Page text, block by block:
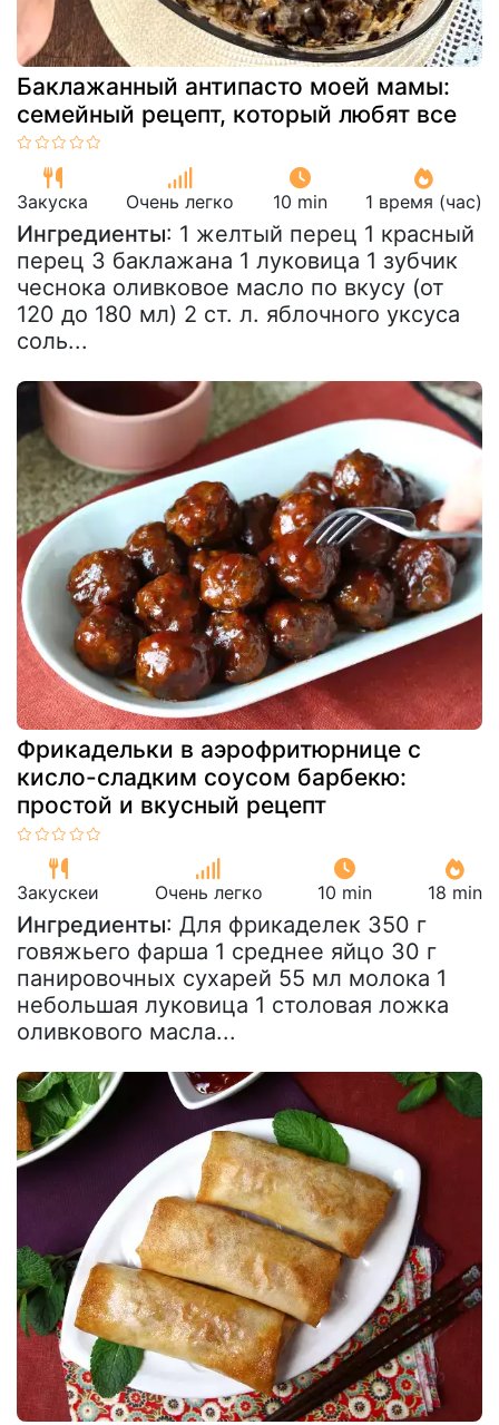
Баклажанный антипасто моей мамы:
семейный рецепт, который любят все
Закуска Очень легко 10 min 1 время (час)
Ингредиенты: 1 желтый перец 1 красный
перец 3 баклажана 1 луковица 1 зубчик
чеснока оливковое масло по вкусу (от
120 до 180 мл) 2 ст. л. яблочного уксуса
соль...
Фрикадельки в аэрофритюрнице с
кисло-сладким соусом барбекю:
простой и вкусный рецепт
Закускeи Очень легко 10 min 18 min
Ингредиенты: Для фрикаделек 350 г
говяжьего фарша 1 среднее яйцо 30 г
панировочных сухарей 55 мл молока 1
небольшая луковица 1 столовая ложка
оливкового масла...